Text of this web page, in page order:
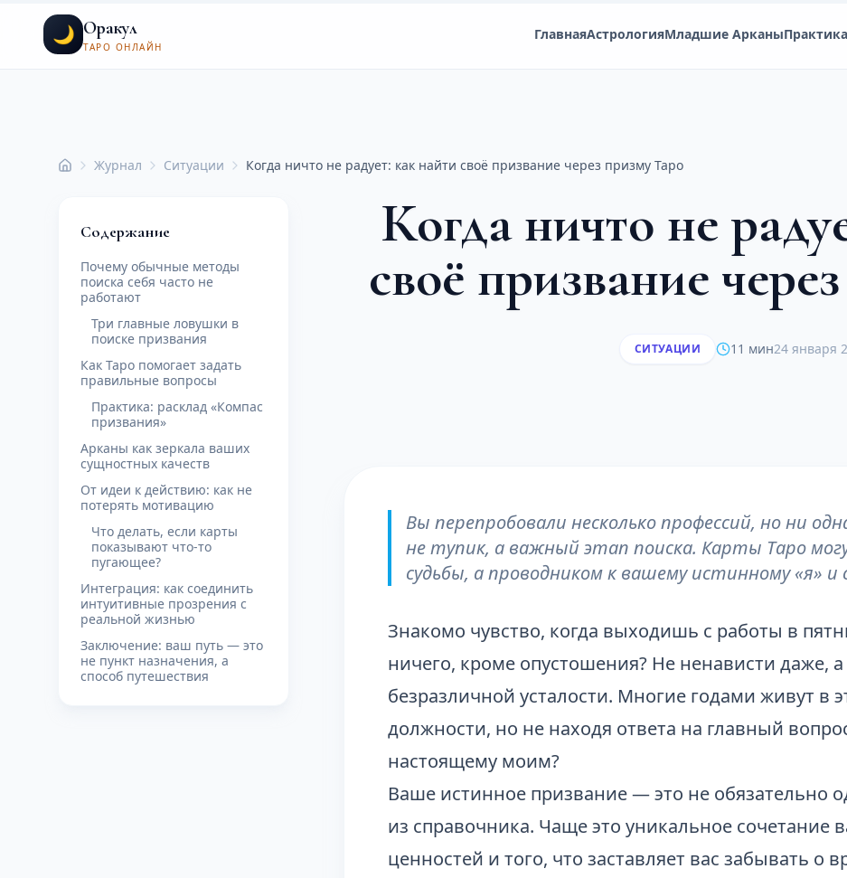
🌙 Оракул
ТАРО ОНЛАЙН
ГлавнаяАстрологияМладшие АрканыПрактика
ГлавнаяЖурнал Ситуации Когда ничто не радует: как найти своё призвание через призму Таро
Содержание
Почему обычные методы
поиска себя часто не
работают
Три главные ловушки в
поиске призвания
Как Таро помогает задать
правильные вопросы
Практика: расклад «Компас
призвания»
Арканы как зеркала ваших
сущностных качеств
От идеи к действию: как не
потерять мотивацию
Что делать, если карты
показывают что-то
пугающее?
Интеграция: как соединить
интуитивные прозрения с
реальной жизнью
Заключение: ваш путь — это
не пункт назначения, а
способ путешествия
Когда ничто не
своё призвание
СИТУАЦИИ 11 мин24 января
Вы перепробовали несколько профессий, но ни
не тупик, а важный этап поиска. Карты Таро
судьбы, а проводником к вашему истинному «я»
Знакомо чувство, когда выходишь с работы в
ничего, кроме опустошения? Не ненависти даже, а
безразличной усталости. Многие годами живут в
должности, но не находя ответа на главный
настоящему моим?
Ваше истинное призвание — это не обязательно
из справочника. Чаще это уникальное сочетание
ценностей и того, что заставляет вас забывать о